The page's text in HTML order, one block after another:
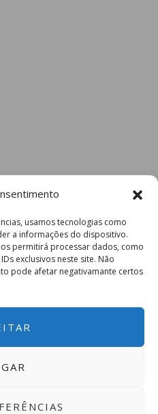
usamos tecnologias como
a informações do dispositivo.
permitirá processar dados, como
exclusivos neste site. Não
pode afetar negativamante certos